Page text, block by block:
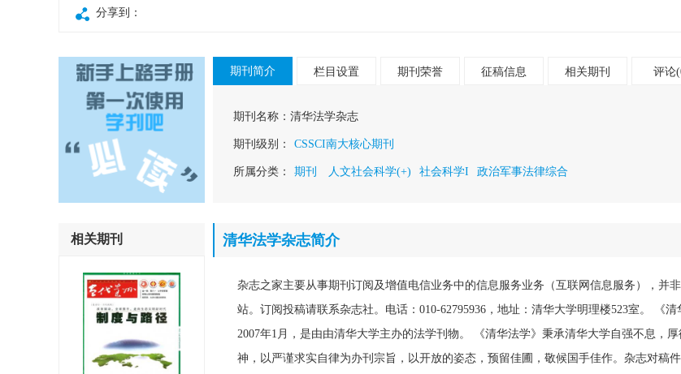
分享到：
相关期刊
期刊简介 栏目设置 期刊荣誉 征稿信息 相关期刊 评论
期刊名称： 清华法学杂志
期刊级别： CSSCI南大核心期刊
所属分类： 期刊 人文社会科学(+) 社会科学I 政治军事法律综合
清华法学杂志简介
杂志之家主要从事期刊订阅及增值电信业务中的信息服务业务（互联网信息服务），并
站。订阅投稿请联系杂志社。电话：010-62795936，地址：清华大学明理楼523室。 《
2007年1月，是由由清华大学主办的法学刊物。 《清华法学》秉承清华大学自强不息，
神，以严谨求实自律为办刊宗旨，以开放的姿态，预留佳圃，敬候国手佳作。杂志对稿